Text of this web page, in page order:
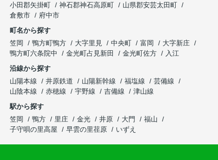
小田郡矢掛町
神石郡神石高原町
山県郡安芸太田町
倉敷市
府中市
町名から探す
笠岡
鴨方町鴨方 大字里見 中央町 富岡
大字新庄
鴨方町六条院中
金光町占見新田 金光町佐方
入江
沿線から探す
山陽本線
井原鉄道 山陽新幹線 福塩線
芸備線
山陰本線
赤穂線 宇野線 吉備線
津山線
駅から探す
笠岡
鴨方 里庄 金光 井原 大門
福山
子守唄の里高屋
早雲の里荏原 いずえ